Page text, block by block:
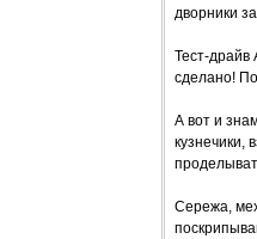
дворники
Тест-драйв
сделано!
А вот и
кузнечики,
Сережа,